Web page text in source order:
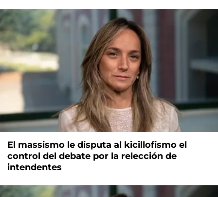
El massismo le disputa al kicillofismo el
control del debate por la relección de
intendentes